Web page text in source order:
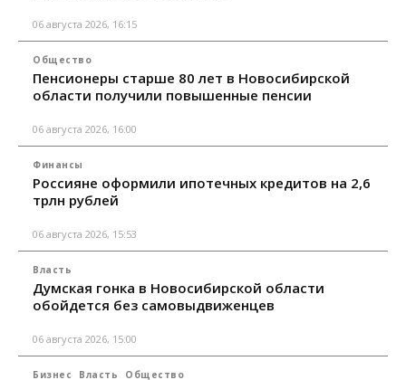
06 августа 2026, 16:15
Общество
Пенсионеры старше 80 лет в Новосибирской
области получили повышенные пенсии
06 августа 2026, 16:00
Финансы
Россияне оформили ипотечных кредитов на 2,6
трлн рублей
06 августа 2026, 15:53
Власть
Думская гонка в Новосибирской области
обойдется без самовыдвиженцев
06 августа 2026, 15:00
Бизнес Власть Общество